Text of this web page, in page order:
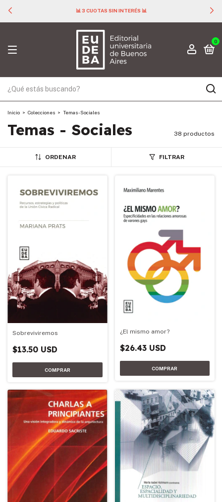
📊 3 CUOTAS SIN INTERÉS 📊
0
Inicio > Colecciones > Temas - Sociales
Temas - Sociales 38 productos
ORDENAR FILTRAR
Sobreviviremos
$13.50 USD
¿El mismo amor?
$26.43 USD